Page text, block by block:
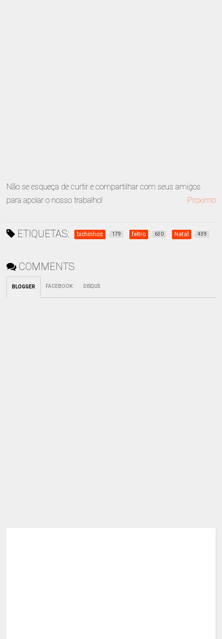
Não se esqueça de curtir e compartilhar com seus amigos
para apoiar o nosso trabalho!
Proximo
ETIQUETAS: bichinhos 179 feltro 630 Natal 439
COMMENTS
BLOGGER FACEBOOK: DISQUS